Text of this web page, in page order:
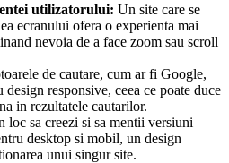
utilizatorului: Un site care se
ecranului ofera o experienta mai
nevoia de a face zoom sau scroll
de cautare, cum ar fi Google,
responsive, ceea ce poate duce
in rezultatele cautarilor.
loc sa creezi si sa mentii versiuni
desktop si mobil, un design
unui singur site.